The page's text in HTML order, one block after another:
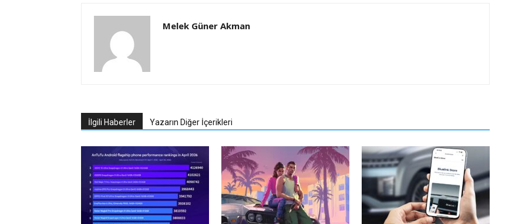
Melek Güner Akman
İlgili Haberler Yazarın Diğer İçerikleri